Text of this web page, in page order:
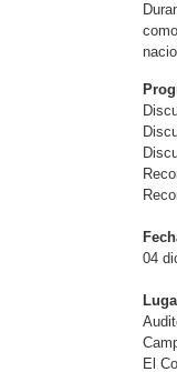
04
El